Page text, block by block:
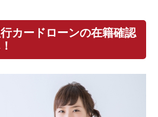
カードローンの在籍確認